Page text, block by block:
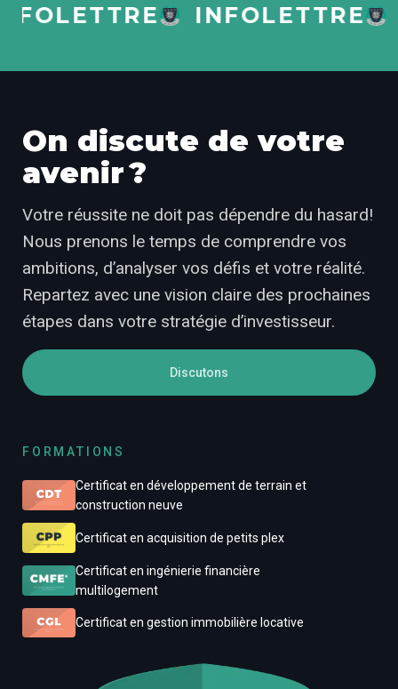
INFOLETTRE
On discute de votre
avenir ?
Votre réussite ne doit pas dépendre du hasard!
Nous prenons le temps de comprendre vos
ambitions, d’analyser vos défis et votre réalité.
Repartez avec une vision claire des prochaines
étapes dans votre stratégie d’investisseur.
Discutons
FORMATIONS
Certificat en développement de terrain et
construction neuve
Certificat en acquisition de petits plex
Certificat en ingénierie financière
multilogement
Certificat en gestion immobilière locative